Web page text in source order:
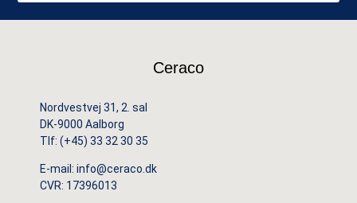
Ceraco
Nordvestvej 31, 2. sal
DK-9000 Aalborg
Tlf: (+45) 33 32 30 35
E-mail: info@ceraco.dk
CVR: 17396013